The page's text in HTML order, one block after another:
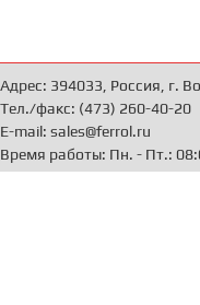
Адрес: 394033, Россия, г.
Тел./факс: (473) 260-40-20
E-mail: sales@ferrol.ru
Время работы: Пн. - Пт.: